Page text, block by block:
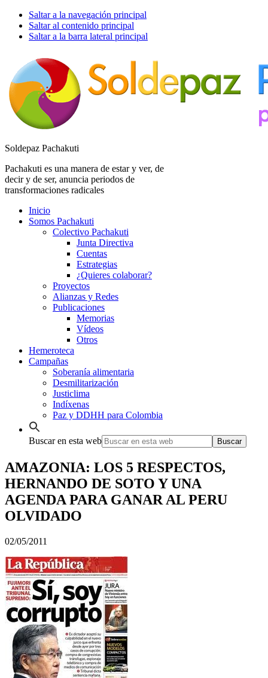
Saltar a la navegación principal
Saltar al contenido principal
Saltar a la barra lateral principal
Soldepaz Pachakuti
Pachakuti es una manera de estar y ver, de
decir y de ser, anuncia periodos de
transformaciones radicales
Inicio
Somos Pachakuti
Colectivo Pachakuti
Junta Directiva
Cuentas
Estrategias
¿Quieres colaborar?
Proyectos
Alianzas y Redes
Publicaciones
Memorias
Vídeos
Otros
Hemeroteca
Campañas
Soberanía alimentaria
Desmilitarización
Justiclima
Indíxenas
Paz y DDHH para Colombia
Buscar en esta web
AMAZONIA: LOS 5 RESPECTOS,
HERNANDO DE SOTO Y UNA
AGENDA PARA GANAR AL PERU
OLVIDADO
02/05/2011